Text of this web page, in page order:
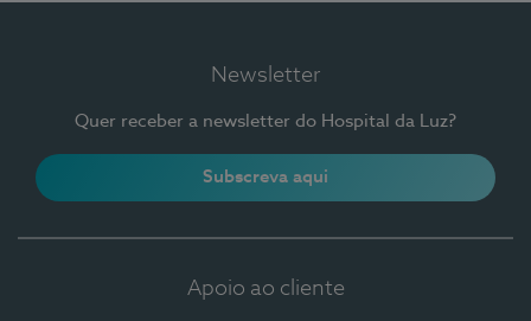
Newsletter
Quer receber a newsletter do Hospital da Luz?
Subscreva aqui
Apoio ao cliente